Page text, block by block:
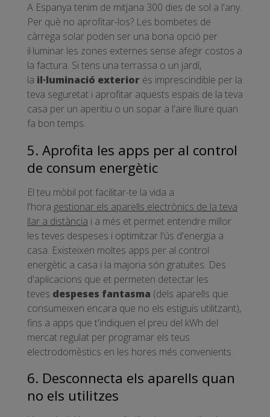
A Espanya tenim de mitjana 300 dies de sol a l'any.
Per què no aprofitar-los? Les bombetes de
càrrega solar poden ser una bona opció per
il·luminar les zones externes sense afegir costos a
la factura. Si tens una terrassa o un jardí,
la il·luminació exterior és imprescindible per la
teva seguretat i aprofitar aquests espais de la teva
casa per un aperitiu o un sopar a l'aire lliure quan
fa bon temps.
5. Aprofita les apps per al control
de consum energètic
El teu mòbil pot facilitar-te la vida a
l'hora gestionar els aparells electrònics de la teva
llar a distància i a més et permet entendre millor
les teves despeses i optimitzar l'ús d'energia a
casa. Existeixen moltes apps per al control
energètic a casa i la majoria són gratuïtes. Des
d'aplicacions que et permeten detectar les
teves despeses fantasma (dels aparells que
consumeixen encara que no els estiguis utilitzant),
fins a apps que t'indiquen el preu del kWh del
mercat regulat per programar els teus
electrodomèstics en les hores més convenients.
6. Desconnecta els aparells quan
no els utilitzes